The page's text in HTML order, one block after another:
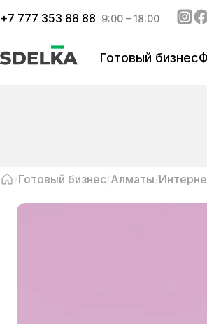
+7 777 353 88 88 9:00 – 18:00
Готовый бизнес
Готовый бизнес Алматы